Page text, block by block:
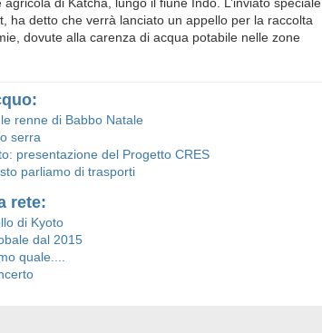
ha detto che verrà lanciato un appello per la raccolta
dovute alla carenza di acqua potabile nelle zone
renne di Babbo Natale
serra
presentazione del Progetto CRES
parliamo di trasporti
rete:
di Kyoto
dal 2015
quale....